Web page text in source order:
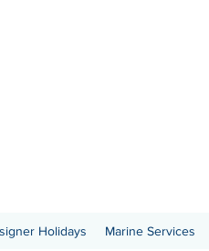
Holidays Marine Services